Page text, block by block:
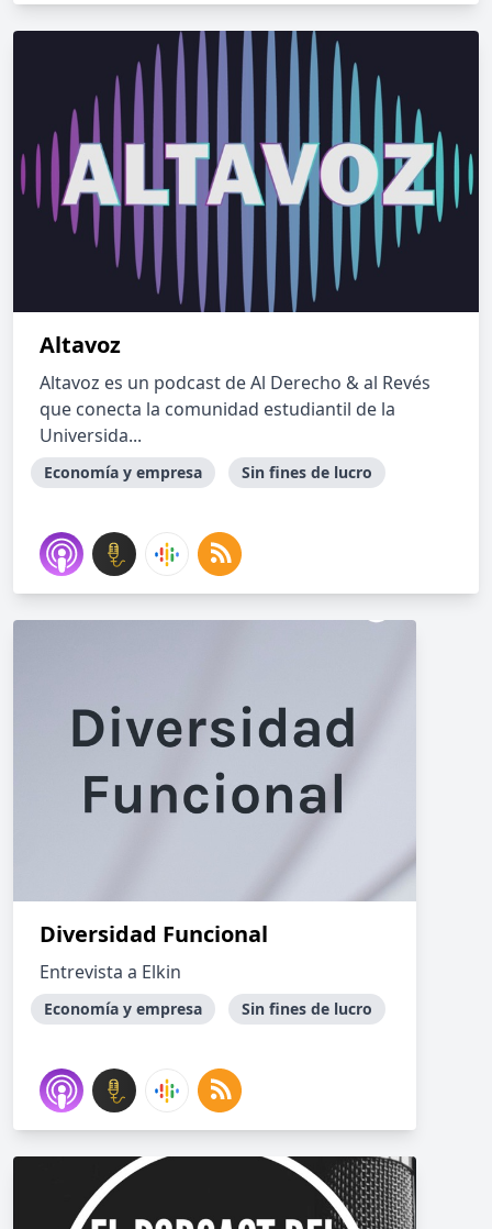
Altavoz
Altavoz es un podcast de Al Derecho & al Revés
que conecta la comunidad estudiantil de la
Universida...
Economía y empresa Sin fines de lucro
Diversidad Funcional
Entrevista a Elkin
Economía y empresa Sin fines de lucro